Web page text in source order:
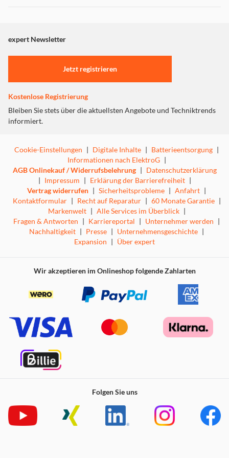
"Marketing".
Einstellungen anpassen
expert Newsletter
Jetzt registrieren
Kostenlose Registrierung
Bleiben Sie stets über die aktuellsten Angebote und Techniktrends
informiert.
Cookie-Einstellungen | Digitale Inhalte | Batterieentsorgung |
Informationen nach ElektroG |
AGB Onlinekauf / Widerrufsbelehrung | Datenschutzerklärung
| Impressum | Erklärung der Barrierefreiheit |
Vertrag widerrufen | Sicherheitsprobleme | Anfahrt |
Kontaktformular | Recht auf Reparatur | 60 Monate Garantie |
Markenwelt | Alle Services im Überblick |
Fragen & Antworten | Karriereportal | Unternehmer werden |
Nachhaltigkeit | Presse | Unternehmensgeschichte |
Expansion | Über expert
Wir akzeptieren im Onlineshop folgende Zahlarten
Folgen Sie uns